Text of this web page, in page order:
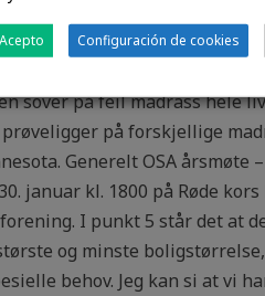
– 15:00
lysning over åsane.
Justering av anlegg Rød
sover på feil madrass hele
på forskjellige
Generelt OSA årsmøte –
30. januar kl. 1800 på Røde
I punkt 5 står det at
og minste
behov. Jeg kan si at vi
Acepto Configuración de cookies